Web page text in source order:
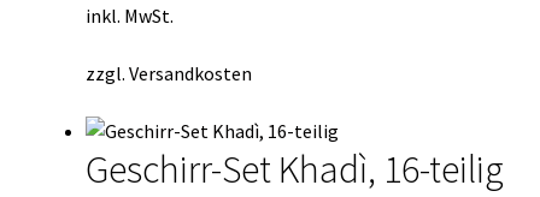
inkl. MwSt.
zzgl. Versandkosten
Geschirr-Set Khadì, 16-teilig